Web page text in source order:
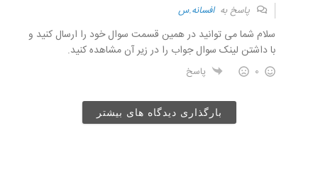
پاسخ بهافسانه.س
سلام شما می توانید در همین قسمت سوال خود را ارسال کنید و
با داشتن لینک سوال جواب را در زیر آن مشاهده کنید.
0 پاسخ
بارگذاری دیدگاه های بیشتر